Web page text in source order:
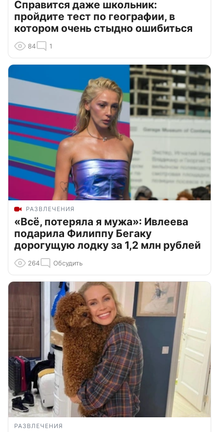
Справится даже школьник:
пройдите тест по географии, в
котором очень стыдно ошибиться
84 1
РАЗВЛЕЧЕНИЯ
«Всё, потеряла я мужа»: Ивлеева
подарила Филиппу Бегаку
дорогущую лодку за 1,2 млн рублей
264 Обсудить
РАЗВЛЕЧЕНИЯ